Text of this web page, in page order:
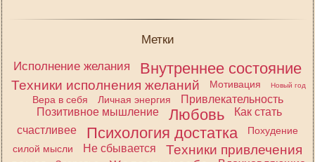
Метки
Исполнение желания
Внутреннее состояние
Техники исполнения желаний Мотивация Новый год
Вера в себя Личная энергия
Привлекательность
Позитивное мышление
Любовь
Как стать
счастливее
Психология достатка
Похудение
силой мысли
Не сбывается
Техники привлечения